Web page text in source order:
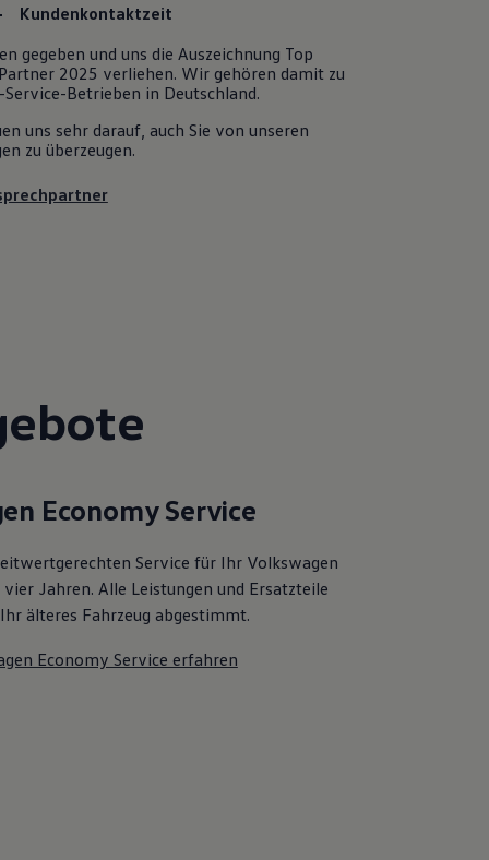
Kundenkontaktzeit
gegeben und uns die Auszeichnung Top
2025 verliehen. Wir gehören damit zu
Service-Betrieben in Deutschland.
uns sehr darauf, auch Sie von unseren
zu überzeugen.
Economy Service
Service für Ihr Volkswagen
Jahren. Alle Leistungen und Ersatzteile
älteres Fahrzeug abgestimmt.
Economy Service erfahren